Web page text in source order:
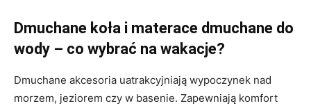
Dmuchane koła i materace dmuchane do
wody – co wybrać na wakacje?
Dmuchane akcesoria uatrakcyjniają wypoczynek nad
morzem, jeziorem czy w basenie. Zapewniają komfort